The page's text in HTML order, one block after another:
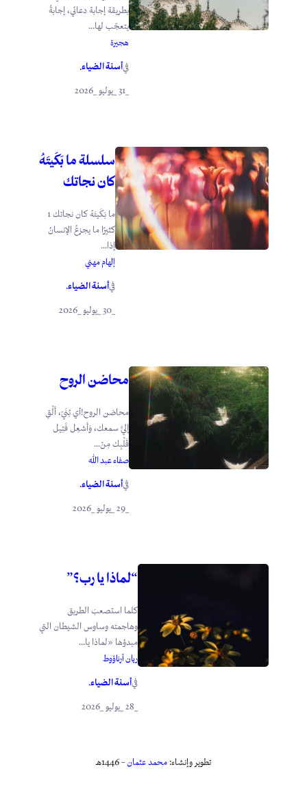
بطريقة إجابة دعائي، إجابةً
يتعجّب لها...
هجيرة
فيأسنة الضياء.
سلسلة ما بَكَيتَهُ
كان نجاتك
ما بَكَيتَهُ كان نجاتك 1
كثيرًا ما يجزعُ الإنسانُ
إذا...
إلهام مهني
فيأسنة الضياء.
محاضن الروح
محاضن الروح!أي بُنَيّ، أَلْقِ
إليَّ سمعك، وَأَشعِل فَتِيل
قَلْبِك مِنْ...
صفاء عبد الله
فيأسنة الضياء.
“لماذا يا رب؟”
كلما استصعبَ الطريق
وهاجمته وساوس الشيطان التي
مبدؤها «لماذا يا...
ريان أرناؤوط
فيأسنة الضياء.
تطوير وإنشاء: محمد عثمان– 1446هـ